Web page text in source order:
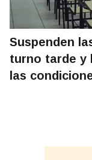
Suspenden
turno tarde y
las